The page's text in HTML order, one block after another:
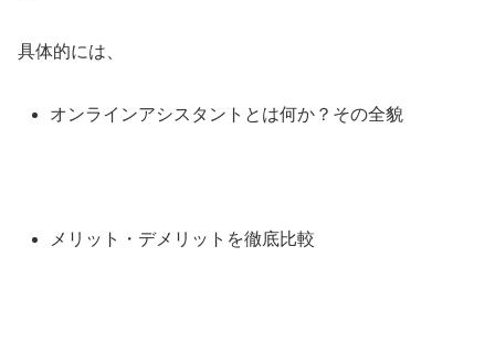
具体的には、
オンラインアシスタントとは何か？その全貌
メリット・デメリットを徹底比較